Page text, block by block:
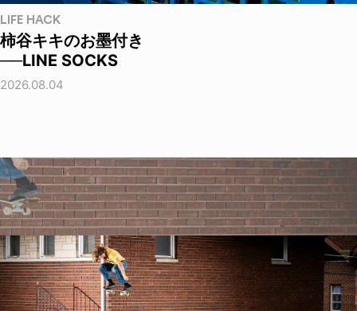
LIFE HACK
柿谷キキのお墨付き
──LINE SOCKS
2026.08.04